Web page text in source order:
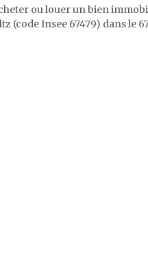
ou louer un bien
(code Insee 67479) dans le